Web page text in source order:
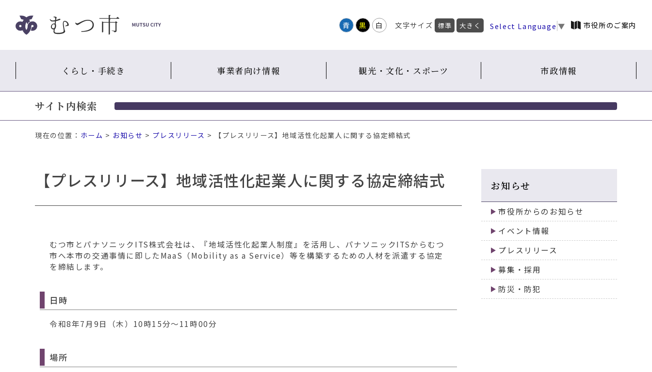
ッ
青 黒 白 文字サイズ 標準 大きく Select Language ▼ 市役所のご案内
くらし・手続き 事業者向け情報 観光・文化・スポーツ 市政情報
サイト内検索
現在の位置： ホーム > お知らせ > プレスリリース > 【プレスリリース】地域活性化起業人に関する協定締結式
【プレスリリース】地域活性化起業人に関する協定締結式
むつ市とパナソニックITS株式会社は、『地域活性化起業人制度』を活用し、パナソニックITSからむつ
市へ本市の交通事情に即したMaaS（Mobility as a Service）等を構築するための人材を派遣する協定
を締結します。
日時
令和8年7月9日（木）10時15分～11時00分
場所
お知らせ
市役所からのお知らせ
イベント情報
プレスリリース
募集・採用
防災・防犯